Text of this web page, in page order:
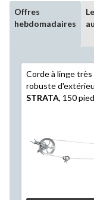
Offres
hebdomadaires
Corde à linge très
robuste
STRATA, 150